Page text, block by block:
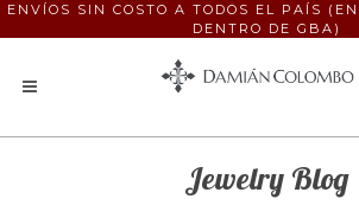
ENVÍOS SIN COSTO A TODOS EL PAÍS
DENTRO DE GBA)
Jewelry Blog